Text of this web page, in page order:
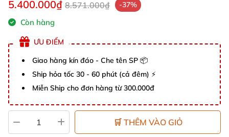
5.400.000₫ 8.571.000₫ -37%
Còn hàng
ƯU ĐIỂM
Giao hàng kín đáo - Che tên SP 📦
Ship hỏa tốc 30 - 60 phút (cả đêm) ⚡
Miễn Ship cho đơn hàng từ 300.000đ
🛒 THÊM VÀO GIỎ